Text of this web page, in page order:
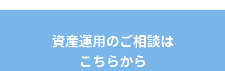
資産運用のご相談は
こちらから